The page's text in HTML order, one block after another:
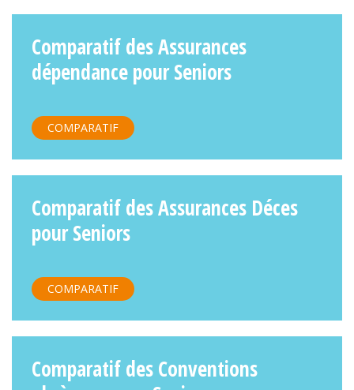
Comparatif des Assurances
dépendance pour Seniors
COMPARATIF
Comparatif des Assurances Déces
pour Seniors
COMPARATIF
Comparatif des Conventions